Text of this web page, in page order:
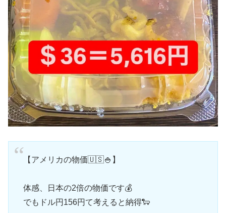
【アメリカの物価🇺🇸🍚】
体感、日本の2倍の物価です💰
でもドル円156円て考えると納得🐑